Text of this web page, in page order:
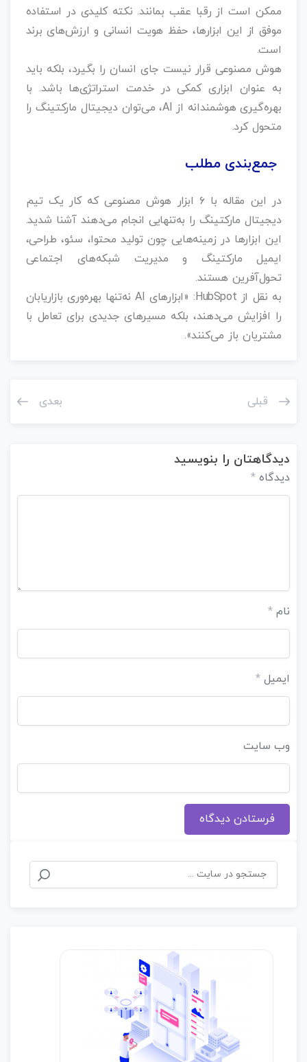
ممکن است از رقبا عقب بمانند. نکته کلیدی در استفاده
موفق از این ابزارها، حفظ هویت انسانی و ارزش‌های برند
است.
هوش مصنوعی قرار نیست جای انسان را بگیرد، بلکه باید
به عنوان ابزاری کمکی در خدمت استراتژی‌ها باشد. با
بهره‌گیری هوشمندانه از AI، می‌توان دیجیتال مارکتینگ را
متحول کرد.
جمع‌بندی مطلب
در این مقاله با ۶ ابزار هوش مصنوعی که کار یک تیم
دیجیتال مارکتینگ را به‌تنهایی انجام می‌دهند آشنا شدید.
این ابزارها در زمینه‌هایی چون تولید محتوا، سئو، طراحی،
ایمیل مارکتینگ و مدیریت شبکه‌های اجتماعی
تحول‌آفرین هستند.
به نقل از HubSpot: «ابزارهای AI نه‌تنها بهره‌وری بازاریابان
را افزایش می‌دهند، بلکه مسیرهای جدیدی برای تعامل با
مشتریان باز می‌کنند».
قبلی بعدی
دیدگاهتان را بنویسید
دیدگاه *
نام *
ایمیل *
وب‌ سایت